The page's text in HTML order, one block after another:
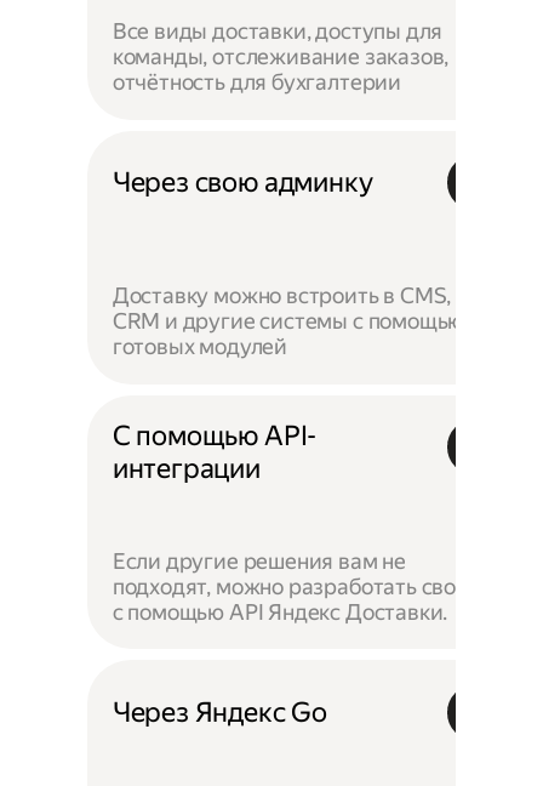
Все виды доставки, доступы для
команды, отслеживание заказов,
отчётность для бухгалтерии
Через свою админку
Доставку можно встроить в CMS,
CRM и другие системы с помощью
готовых модулей
С помощью API-
интеграции
Если другие решения вам не
подходят, можно разработать своё —
с помощью API Яндекс Доставки.
Через Яндекс Go